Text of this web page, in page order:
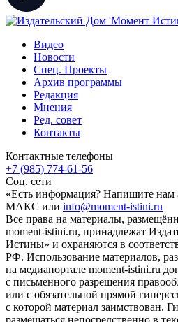
Видео
Новости
Спец. Проекты
Архив программы
Редакция
Мнения
Ред. совет
Контакты
Контактные телефоны
+7 (985) 774-61-56
Соц. сети
«Есть информация? Напишите нам
МАКС или info@moment-istini.ru
Все права на материалы,
moment-istini.ru, принадлежат
Истины» и охраняются в
РФ. Использование материалов,
на медиапортале moment-istini.ru
с письменного разрешения
или с обязательной прямой
с которой материал заимствован.
размещаться непосредственно в